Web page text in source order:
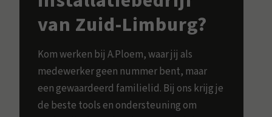
van Zuid-Limburg?
Kom werken bij A.Ploem, waar jij als
medewerker geen nummer bent, maar
een gewaardeerd familielid. Bij ons krijg je
de beste tools en ondersteuning om